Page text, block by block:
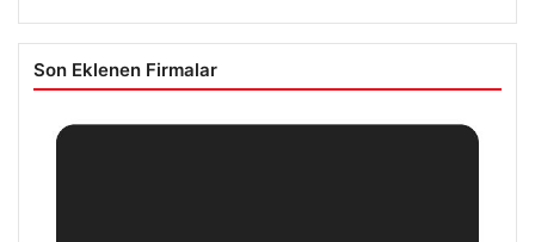
Son Eklenen Firmalar